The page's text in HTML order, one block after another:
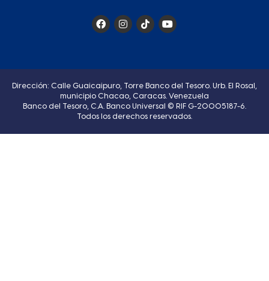
Dirección: Calle Guaicaipuro, Torre Banco del Tesoro. Urb. El Rosal,
municipio Chacao, Caracas. Venezuela
Banco del Tesoro, C.A. Banco Universal © RIF G-20005187-6.
Todos los derechos reservados.